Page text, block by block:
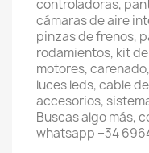
controladoras,
cámaras de aire
pinzas de frenos,
rodamientos, kit
motores,
luces leds, cable
accesorios,
Buscas algo más,
whatsapp +34